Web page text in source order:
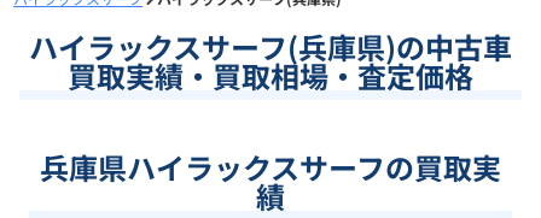
ハイラックスサーフ(兵庫県)の中古車
買取実績・買取相場・査定価格
兵庫県ハイラックスサーフの買取実
績